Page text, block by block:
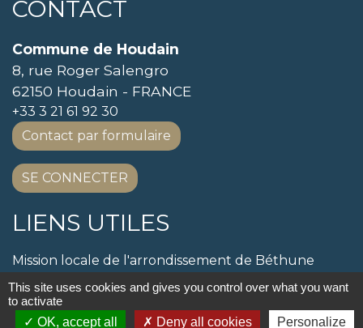
CONTACT
Commune de Houdain
8, rue Roger Salengro
62150 Houdain - FRANCE
+33 3 21 61 92 30
Contact par formulaire
SE CONNECTER
LIENS UTILES
Mission locale de l'arrondissement de Béthune
SERVICE PUBLIC
SIVOM
CABBALR
This site uses cookies and gives you control over what you want
to activate
OK, accept all
Deny all cookies Personalize